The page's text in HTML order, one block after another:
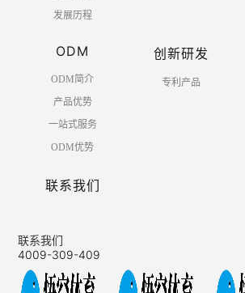
发展历程
ODM
ODM简介
产品优势
一站式服务
ODM优势
创新研发
专利产品
联系我们
联系我们
4009-309-409